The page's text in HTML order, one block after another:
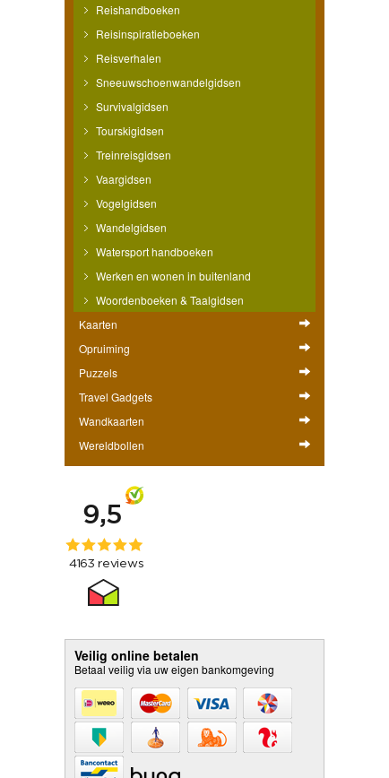
Reishandboeken
Reisinspiratieboeken
Reisverhalen
Sneeuwschoenwandelgidsen
Survivalgidsen
Tourskigidsen
Treinreisgidsen
Vaargidsen
Vogelgidsen
Wandelgidsen
Watersport handboeken
Werken en wonen in buitenland
Woordenboeken & Taalgidsen
Kaarten
Opruiming
Puzzels
Travel Gadgets
Wandkaarten
Wereldbollen
Veilig online betalen
Betaal veilig via uw eigen bankomgeving